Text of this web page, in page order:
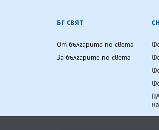
БГ СВЯТ
От българите по света
За българите по света